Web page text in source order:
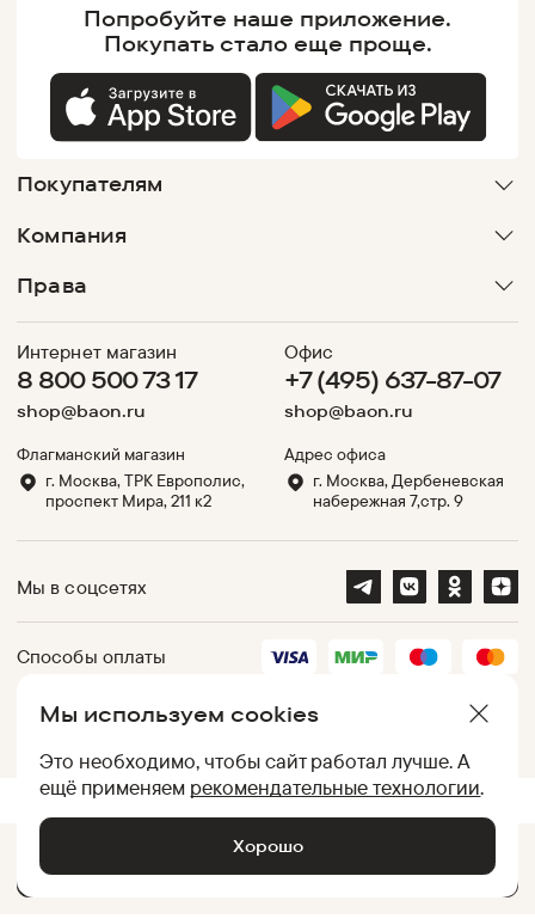
Мы используем cookies
Это необходимо, чтобы сайт работал лучше. А
ещё применяем рекомендательные технологии.
Хорошо
Попробуйте наше приложение.
Покупатьстало еще проще.
Покупателям
Компания
Права
Интернет магазин
8 800 500 73 17
shop@baon.ru
Флагманский магазин
г. Москва, ТРК Европолис,
проспект Мира, 211 к2
Офис
+7 (495) 637-87-07
shop@baon.ru
Адрес офиса
г. Москва, Дербеневская
набережная 7,стр. 9
Мы в соцсетях
Способы оплаты
Партнеры
UID:050012AC9594756A7600AFB402EE6C0B
d2849858b670